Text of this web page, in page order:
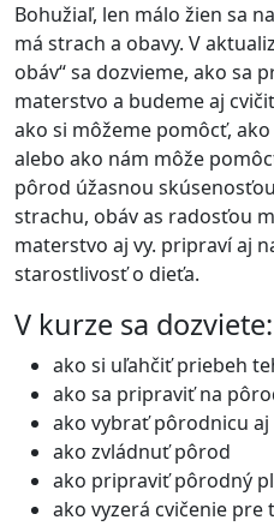
Bohužiaľ, len málo žien sa
má strach a obavy. V
obáv“ sa dozvieme, ako sa
materstvo a budeme aj
ako si môžeme pomôcť,
alebo ako nám môže
pôrod úžasnou
strachu, obáv as radosťou
materstvo aj vy. pripraví aj
starostlivosť o dieťa.
V kurze sa dozviete:
ako si uľahčiť priebeh
ako sa pripraviť na
ako vybrať pôrodnicu
ako zvládnuť pôrod
ako pripraviť pôrodný
ako vyzerá cvičenie pre